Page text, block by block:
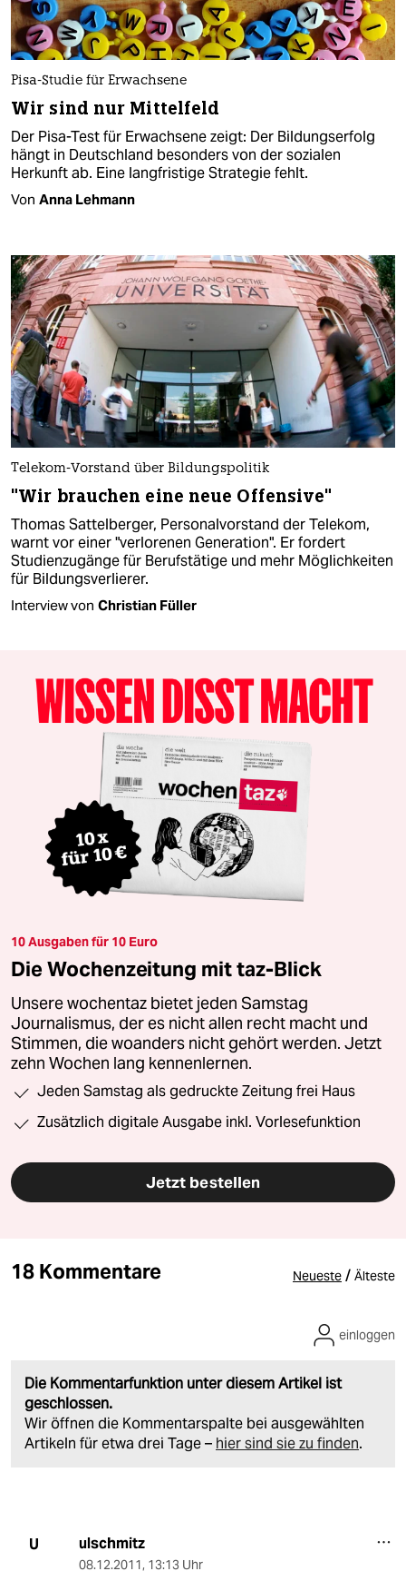
Pisa-Studie für Erwachsene
Wir sind nur Mittelfeld
Der Pisa-Test für Erwachsene zeigt: Der Bildungserfolg
hängt in Deutschland besonders von der sozialen
Herkunft ab. Eine langfristige Strategie fehlt.
Von Anna Lehmann
Telekom-Vorstand über Bildungspolitik
"Wir brauchen eine neue Offensive"
Thomas Sattelberger, Personalvorstand der Telekom,
warnt vor einer "verlorenen Generation". Er fordert
Studienzugänge für Berufstätige und mehr Möglichkeiten
für Bildungsverlierer.
Interview von Christian Füller
10 Ausgaben für 10 Euro
Die Wochenzeitung mit taz-Blick
Unsere wochentaz bietet jeden Samstag
Journalismus, der es nicht allen recht macht und
Stimmen, die woanders nicht gehört werden. Jetzt
zehn Wochen lang kennenlernen.
Jeden Samstag als gedruckte Zeitung frei Haus
Zusätzlich digitale Ausgabe inkl. Vorlesefunktion
Jetzt bestellen
18 Kommentare Neueste / Älteste
Die Kommentarfunktion unter diesem Artikel ist
geschlossen.
Wir öffnen die Kommentarspalte bei ausgewählten
Artikeln für etwa drei Tage – hier sind sie zu finden.
einloggen
U ulschmitz
08.12.2011, 13:13 Uhr